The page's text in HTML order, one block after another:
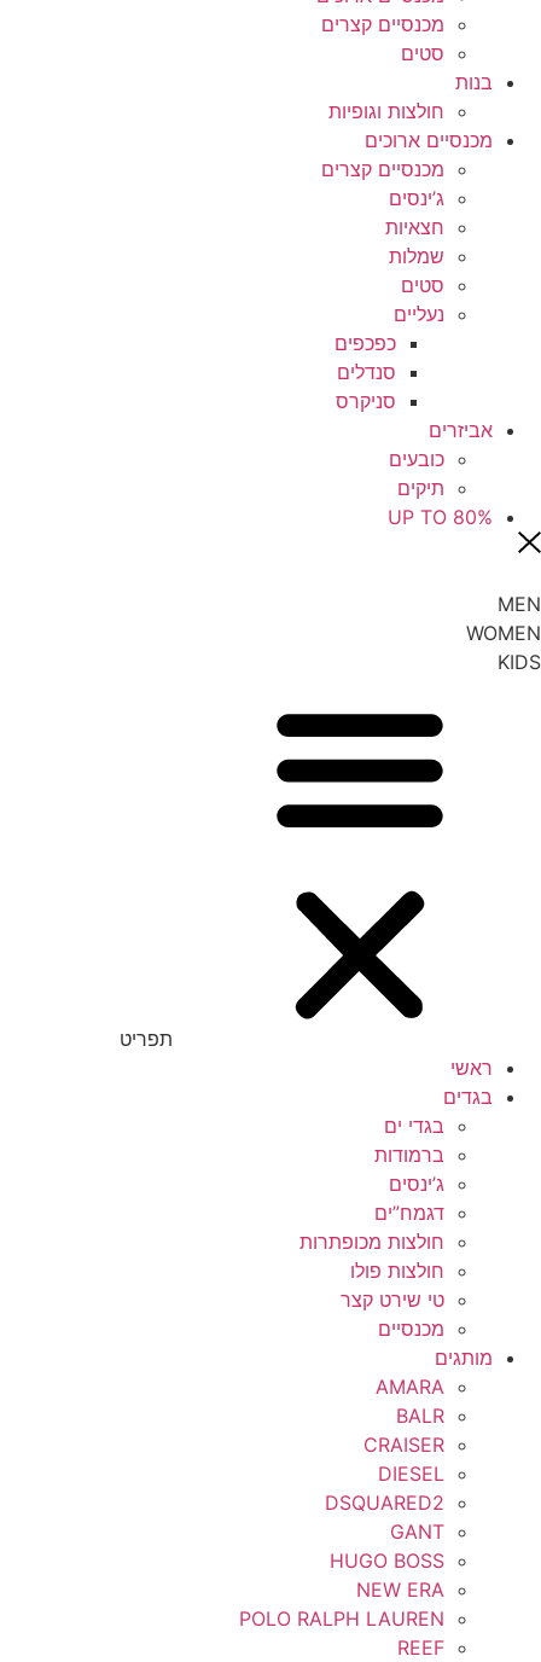
מכנסיים קצרים
סטים
בנות
חולצות וגופיות
מכנסיים ארוכים
מכנסיים קצרים
ג’ינסים
חצאיות
שמלות
סטים
נעליים
כפכפים
סנדלים
סניקרס
אביזרים
כובעים
תיקים
UP TO 80%
MEN
WOMEN
KIDS
תפריט
ראשי
בגדים
בגדי ים
ברמודות
ג’ינסים
דגמח”ים
חולצות מכופתרות
חולצות פולו
טי שירט קצר
מכנסיים
מותגים
AMARA
BALR
CRAISER
DIESEL
DSQUARED2
GANT
HUGO BOSS
NEW ERA
POLO RALPH LAUREN
REEF